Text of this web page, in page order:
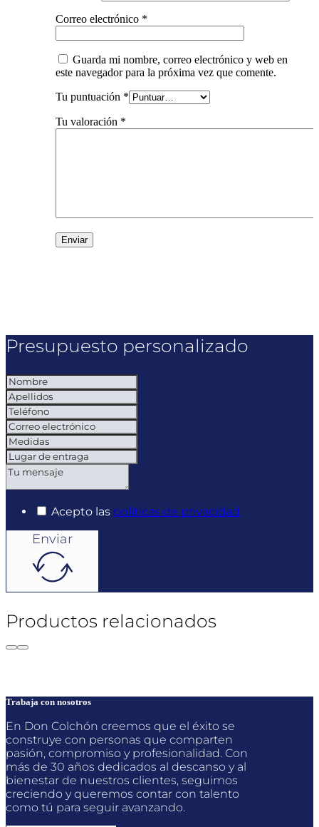
Correo electrónico *
Guarda mi nombre, correo electrónico y web en
este navegador para la próxima vez que comente.
Tu puntuación *
Tu valoración *
Presupuesto personalizado
Acepto las politicas de privacidad
Enviar
Productos relacionados
Trabaja con nosotros
En Don Colchón creemos que el éxito se
construye con personas que comparten
pasión, compromiso y profesionalidad. Con
más de 30 años dedicados al descanso y al
bienestar de nuestros clientes, seguimos
creciendo y queremos contar con talento
como tú para seguir avanzando.